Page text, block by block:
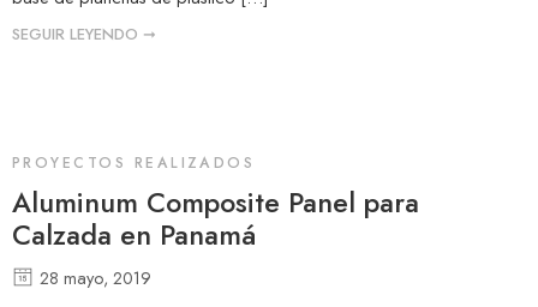
SEGUIR LEYENDO ➞
PROYECTOS REALIZADOS
Aluminum Composite Panel para
Calzada en Panamá
28 mayo, 2019